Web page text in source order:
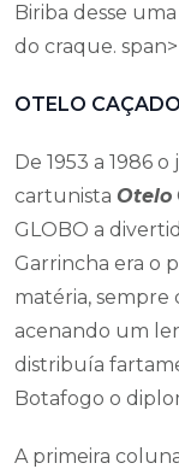
Biriba desse
do craque. span>
OTELO
De 1953 a 1986
cartunista Otelo
GLOBO a
Garrincha era o
matéria, sempre
acenando um
distribuía
Botafogo o
A primeira